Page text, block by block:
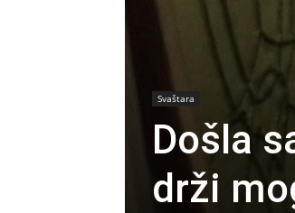
Svaštara
Došla
drži